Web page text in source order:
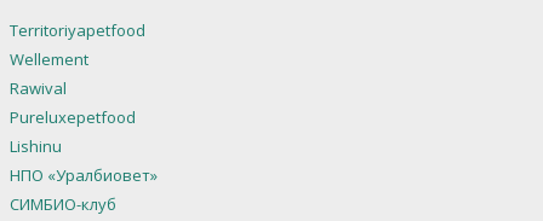
Territoriyapetfood
Wellement
Rawival
Pureluxepetfood
Lishinu
НПО «Уралбиовет»
СИМБИО-клуб